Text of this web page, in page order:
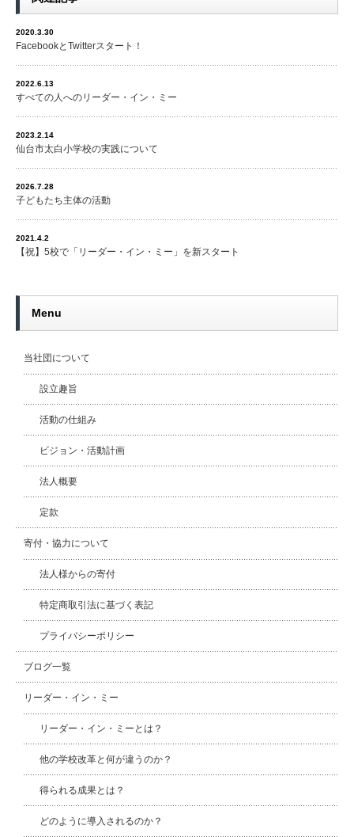
2020.3.30
FacebookとTwitterスタート！
2022.6.13
すべての人へのリーダー・イン・ミー
2023.2.14
仙台市太白小学校の実践について
2026.7.28
子どもたち主体の活動
2021.4.2
【祝】5校で「リーダー・イン・ミー」を新スタート
Menu
当社団について
設立趣旨
活動の仕組み
ビジョン・活動計画
法人概要
定款
寄付・協力について
法人様からの寄付
特定商取引法に基づく表記
プライバシーポリシー
ブログ一覧
リーダー・イン・ミー
リーダー・イン・ミーとは？
他の学校改革と何が違うのか？
得られる成果とは？
どのように導入されるのか？